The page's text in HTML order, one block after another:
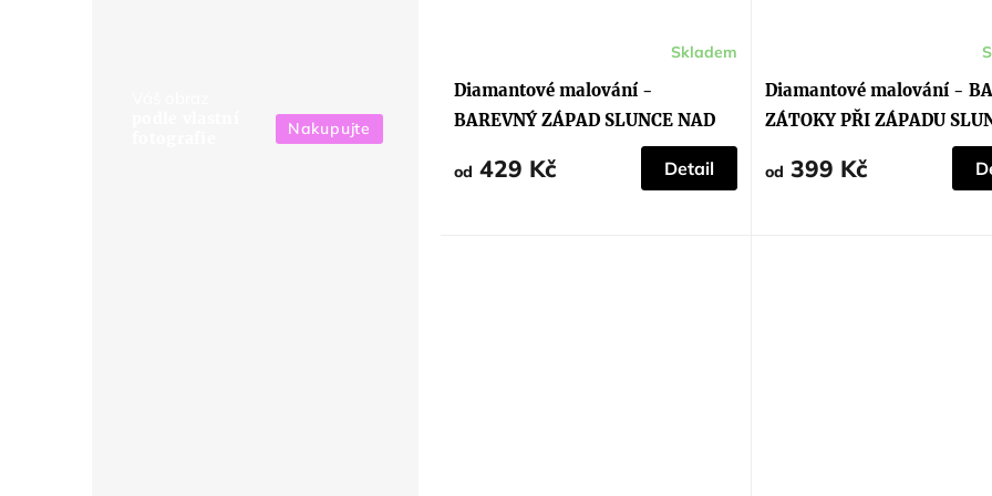
Nakupujte
Diamantové malování -
BAREVNÝ ZÁPAD SLUNCE NAD
Skladem
od 429 Kč Detail
Diamantové malování -
ZÁTOKY PŘI ZÁPADU
od 399 Kč